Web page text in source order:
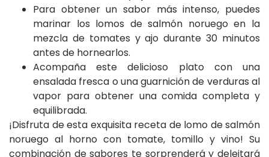
Para obtener un sabor más intenso, puedes
marinar los lomos de salmón noruego en la
mezcla de tomates y ajo durante 30 minutos
antes de hornearlos.
Acompaña este delicioso plato con una
ensalada fresca o una guarnición de verduras al
vapor para obtener una comida completa y
equilibrada.
¡Disfruta de esta exquisita receta de lomo de salmón
noruego al horno con tomate, tomillo y vino! Su
combinación de sabores te sorprenderá y deleitará